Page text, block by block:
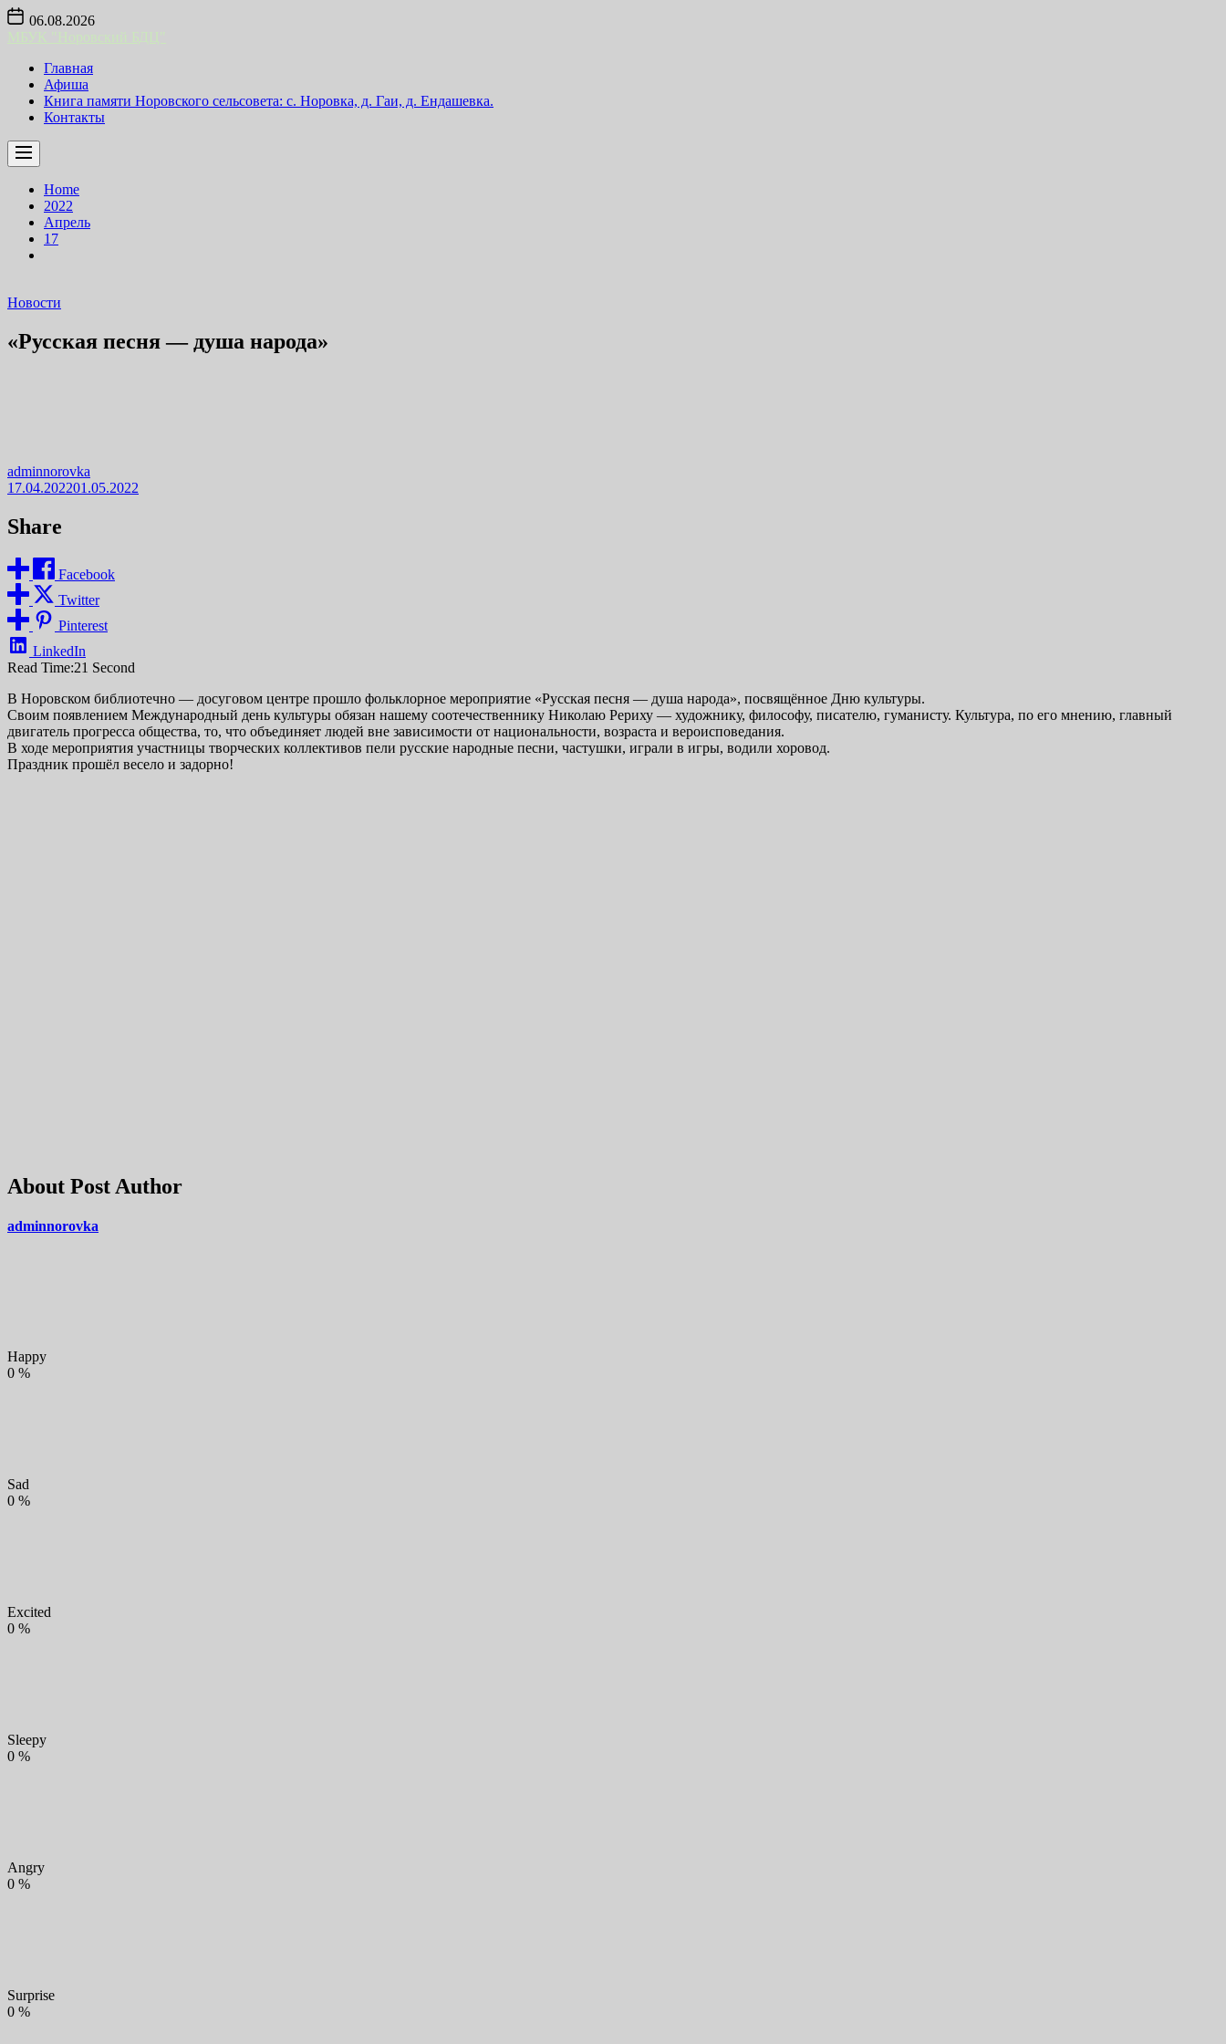
Skip
content
06.08.2026
Главная
Афиша
Книга памяти Норовского сельсовета: с. Норовка, д. Гаи, д. Ендашевка.
Контакты
Home
2022
Апрель
17
Новости
«Русская песня — душа народа»
adminnorovka
17.04.202201.05.2022
Share
Facebook
Twitter
Pinterest
LinkedIn
Read Time:21 Second
В Норовском библиотечно — досуговом центре прошло фольклорное мероприятие «Русская песня — душа народа», посвящённое Дню культуры.
Своим появлением Международный день культуры обязан нашему соотечественнику Николаю Рериху — художнику, философу, писателю, гуманисту. Культура, по его мнению, главный
двигатель прогресса общества, то, что объединяет людей вне зависимости от национальности, возраста и вероисповедания.
В ходе мероприятия участницы творческих коллективов пели русские народные песни, частушки, играли в игры, водили хоровод.
Праздник прошёл весело и задорно!
About Post Author
adminnorovka
Happy
0 %
Sad
0 %
Excited
0 %
Sleepy
0 %
Angry
0 %
Surprise
0 %